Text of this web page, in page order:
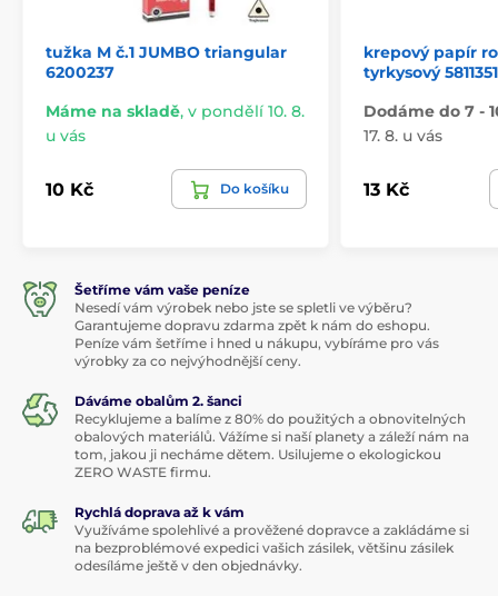
tužka M č.1 JUMBO triangular
6200237
Máme na skladě, v pondělí 10. 8.
u vás
10 Kč Do košíku
krepový papír
tyrkysový 5811351
Dodáme do 7 -
17. 8. u vás
13 Kč
Šetříme vám vaše peníze
Nesedí vám výrobek nebo jste se spletli ve výběru?
Garantujeme dopravu zdarma zpět k nám do eshopu.
Peníze vám šetříme i hned u nákupu, vybíráme pro vás
výrobky za co nejvýhodnější ceny.
Dáváme obalům 2. šanci
Recyklujeme a balíme z 80% do použitých a obnovitelných
obalových materiálů. Vážíme si naší planety a záleží nám na
tom, jakou ji necháme dětem. Usilujeme o ekologickou
ZERO WASTE firmu.
Rychlá doprava až k vám
Využíváme spolehlivé a prověžené dopravce a zakládáme si
na bezproblémové expedici vašich zásilek, většinu zásilek
odesíláme ještě v den objednávky.